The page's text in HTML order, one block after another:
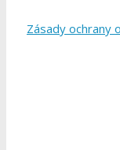
Zásady ochrany